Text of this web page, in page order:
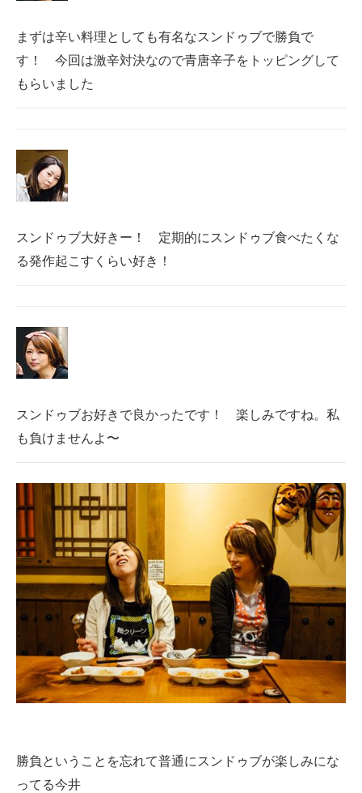
まずは辛い料理としても有名なスンドゥブで勝負で
す！ 今回は激辛対決なので青唐辛子をトッピングして
もらいました
スンドゥブ大好きー！ 定期的にスンドゥブ食べたくな
る発作起こすくらい好き！
スンドゥブお好きで良かったです！ 楽しみですね。私
も負けませんよ〜
勝負ということを忘れて普通にスンドゥブが楽しみにな
ってる今井